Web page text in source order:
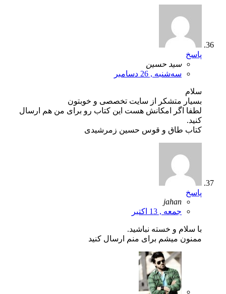
پاسخ
سید حسین
سه‌شنبه , 26 دسامبر
سلام
بسیار متشکر از سایت تخصصی و خوبتون
لطفا اگر امکانش هست این کتاب رو برای من هم ارسال
کنید.
کتاب طاق و قوس حسین زمرشیدی
پاسخ
jahan
جمعه , 13 اکتبر
با سلام و خسته نباشید.
ممنون میشم برای منم ارسال کنید